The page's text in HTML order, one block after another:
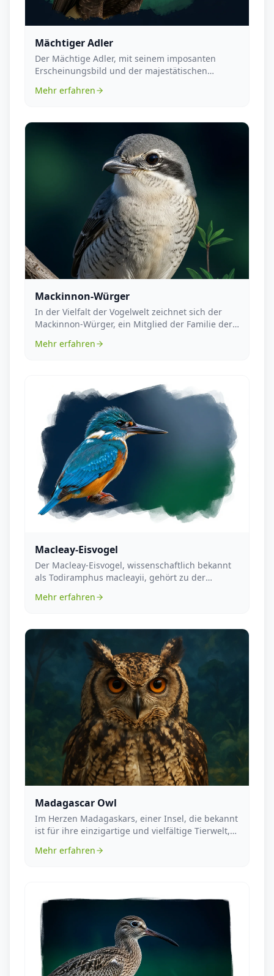
Mächtiger Adler
Der Mächtige Adler, mit seinem imposanten
Erscheinungsbild und der majestätischen
Mehr erfahren
Mackinnon-Würger
In der Vielfalt der Vogelwelt zeichnet sich der
Mackinnon-Würger, ein Mitglied der Familie der
Mehr erfahren
Macleay-Eisvogel
Der Macleay-Eisvogel, wissenschaftlich bekannt
als Todiramphus macleayii, gehört zu der
Mehr erfahren
Madagascar Owl
Im Herzen Madagaskars, einer Insel, die bekannt
ist für ihre einzigartige und vielfältige Tierwelt,
Mehr erfahren